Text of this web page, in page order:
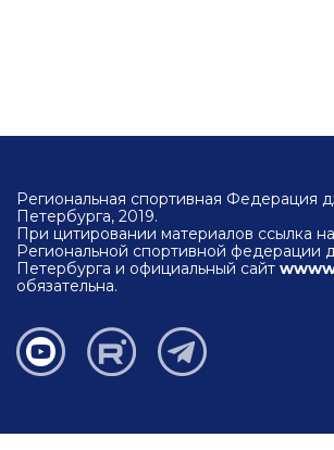
Региональная спортивная Федерация
Петербурга, 2019.
При цитировании материалов ссылка
Региональной спортивной федерации
Петербурга и официальный сайт
обязательна.